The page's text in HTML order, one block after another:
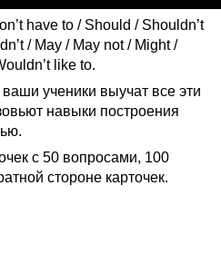
have to / Should / Shouldn’t
/ May / May not / Might /
like to.
ученики выучат все эти
навыки построения
с 50 вопросами, 100
стороне карточек.